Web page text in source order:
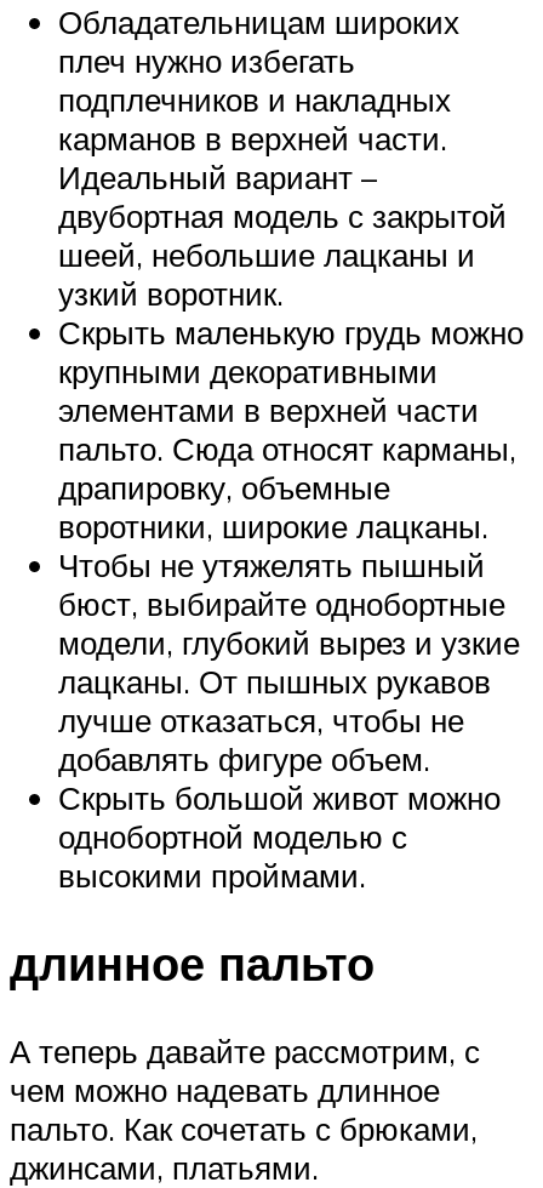
Обладательницам широких
плеч нужно избегать
подплечников и накладных
карманов в верхней части.
Идеальный вариант –
двубортная модель с закрытой
шеей, небольшие лацканы и
узкий воротник.
Скрыть маленькую грудь можно
крупными декоративными
элементами в верхней части
пальто. Сюда относят карманы,
драпировку, объемные
воротники, широкие лацканы.
Чтобы не утяжелять пышный
бюст, выбирайте однобортные
модели, глубокий вырез и узкие
лацканы. От пышных рукавов
лучше отказаться, чтобы не
добавлять фигуре объем.
Скрыть большой живот можно
однобортной моделью с
высокими проймами.
длинное пальто
А теперь давайте рассмотрим, с
чем можно надевать длинное
пальто. Как сочетать с брюками,
джинсами, платьями.